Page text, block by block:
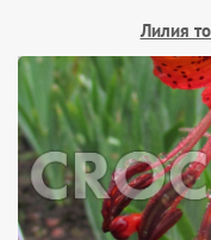
Лилия